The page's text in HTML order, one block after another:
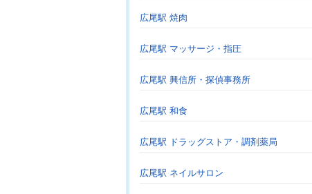
広尾駅 焼肉
広尾駅 マッサージ・指圧
広尾駅 興信所・探偵事務所
広尾駅 和食
広尾駅 ドラッグストア・調剤薬局
広尾駅 ネイルサロン